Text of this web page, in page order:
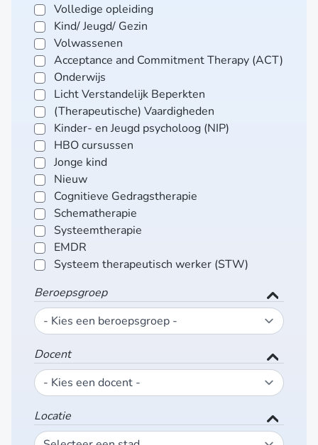
Volledige opleiding
Kind/ Jeugd/ Gezin
Volwassenen
Acceptance and Commitment Therapy (ACT)
Onderwijs
Licht Verstandelijk Beperkten
(Therapeutische) Vaardigheden
Kinder- en Jeugd psycholoog (NIP)
HBO cursussen
Jonge kind
Nieuw
Cognitieve Gedragstherapie
Schematherapie
Systeemtherapie
EMDR
Systeem therapeutisch werker (STW)
Beroepsgroep
Docent
Locatie